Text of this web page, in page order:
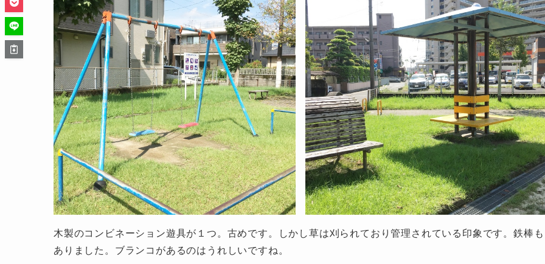
木製のコンビネーション遊具が１つ。古めです。しかし草は刈られており管理されている印象です。鉄棒も
ありました。ブランコがあるのはうれしいですね。